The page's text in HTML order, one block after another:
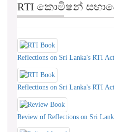
RTI කොමිෂන්
Reflections on Sri Lanka's RTI
Reflections on Sri Lanka's RTI
Review of Reflections on Sri